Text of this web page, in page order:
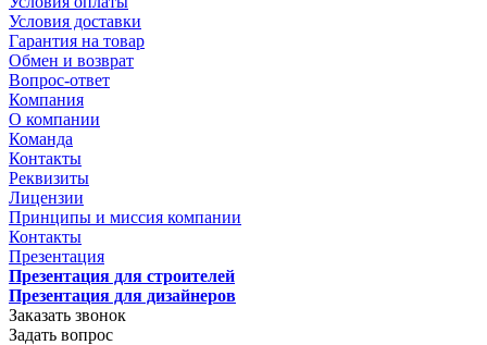
Условия доставки
Гарантия на товар
Обмен и возврат
Вопрос-ответ
Компания
О компании
Команда
Контакты
Реквизиты
Лицензии
Принципы и миссия компании
Контакты
Презентация
Презентация для строителей
Презентация для дизайнеров
Заказать звонок
Задать вопрос